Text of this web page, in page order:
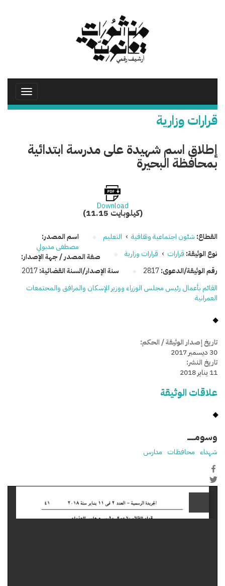
Toggle
قرارات وزارية
إطلاق اسم شهيدة على مدرسة ابتدائية
بمحافظة البحيرة
Download
(11.15 كيلوبايت)
القطاع: شئون اجتماعية وثقافية › التعليم
نوع الوثيقة: قرارات › قرارات وزارية
رقم الوثيقة/الدعوى:2817 سنة الإصدار/السنة القضائية:2017
اسم المصدر:
مصطفى مدبولي
صفة المصدر / جهة الإصدار:
القائم بأعمال رئيس مجلس الوزراء ووزير الإسكان والمرافق والمجتمعات
العمرانية
تاريخ إصدار الوثيقة / الحكم:
30 ديسمبر 2017
تاريخ النشر:
11 يناير 2018
علاقات الوثيقة
وسومـــــ
شهداء محافظات مدارس